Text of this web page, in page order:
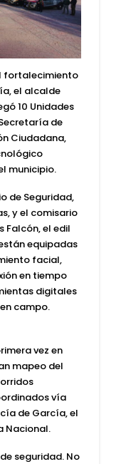
fortalecimiento
el alcalde
10 Unidades
de
Ciudadana,
municipio.
de Seguridad,
y el comisario
Falcón, el edil
equipadas
facial,
en tiempo
digitales
campo.
vez en
mapeo del
vía
de García, el
Nacional.
seguridad. No